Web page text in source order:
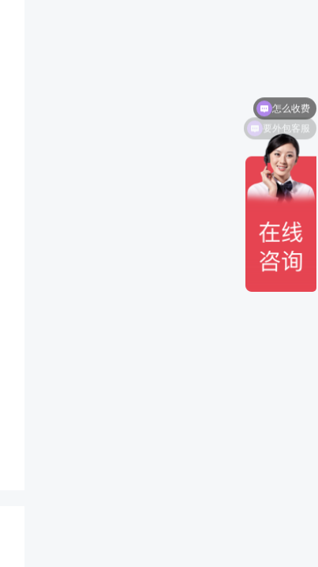
要外包客服